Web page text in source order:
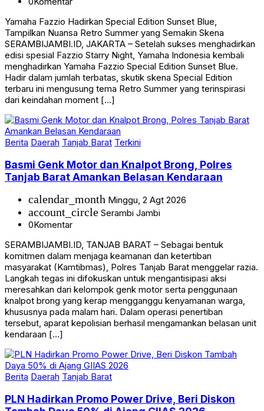
Yamaha Fazzio Hadirkan Special Edition Sunset Blue,
Tampilkan Nuansa Retro Summer yang Semakin Skena
SERAMBIJAMBI.ID, JAKARTA – Setelah sukses menghadirkan
edisi spesial Fazzio Starry Night, Yamaha Indonesia kembali
menghadirkan Yamaha Fazzio Special Edition Sunset Blue.
Hadir dalam jumlah terbatas, skutik skena Special Edition
terbaru ini mengusung tema Retro Summer yang terinspirasi
dari keindahan moment […]
Berita Daerah Tanjab Barat Terkini
Basmi Genk Motor dan Knalpot Brong, Polres
Tanjab Barat Amankan Belasan Kendaraan
calendar_month Minggu, 2 Agt 2026
account_circle Serambi Jambi
0Komentar
SERAMBIJAMBI.ID, TANJAB BARAT – Sebagai bentuk
komitmen dalam menjaga keamanan dan ketertiban
masyarakat (Kamtibmas), Polres Tanjab Barat menggelar razia.
Langkah tegas ini difokuskan untuk mengantisipasi aksi
meresahkan dari kelompok genk motor serta penggunaan
knalpot brong yang kerap mengganggu kenyamanan warga,
khususnya pada malam hari. Dalam operasi penertiban
tersebut, aparat kepolisian berhasil mengamankan belasan unit
kendaraan […]
Berita Daerah Tanjab Barat
PLN Hadirkan Promo Power Drive, Beri Diskon